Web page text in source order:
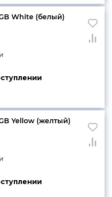
White (белый)
Yellow (желтый)